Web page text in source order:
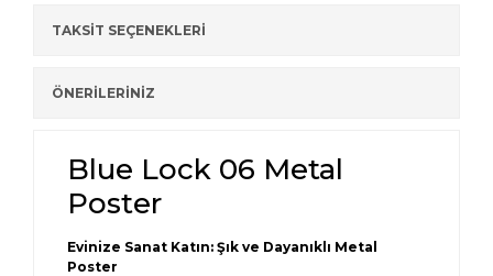
TAKSİT SEÇENEKLERİ
ÖNERİLERİNİZ
Blue Lock 06 Metal
Poster
Evinize Sanat Katın: Şık ve Dayanıklı Metal
Poster